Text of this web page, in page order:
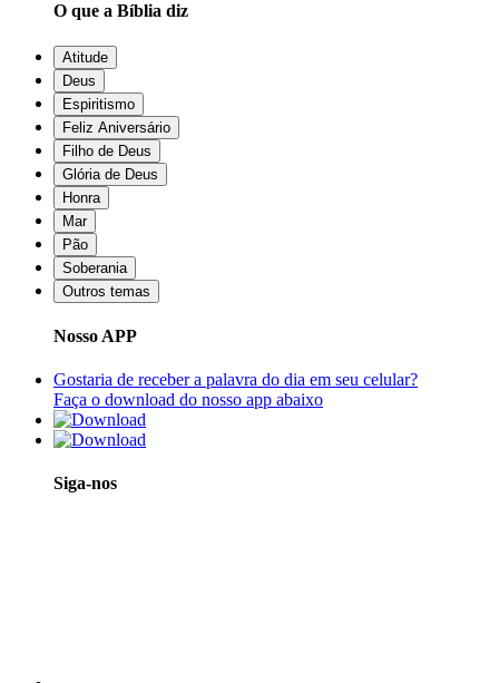
O que a Bíblia diz
Atitude
Deus
Espiritismo
Feliz Aniversário
Filho de Deus
Glória de Deus
Honra
Mar
Pão
Soberania
Outros temas
Nosso APP
Gostaria de receber a palavra do dia em seu celular?
Faça o download do nosso app abaixo
Siga-nos